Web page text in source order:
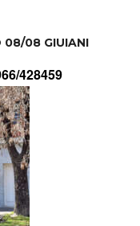
08/08 GIUIANI
428459